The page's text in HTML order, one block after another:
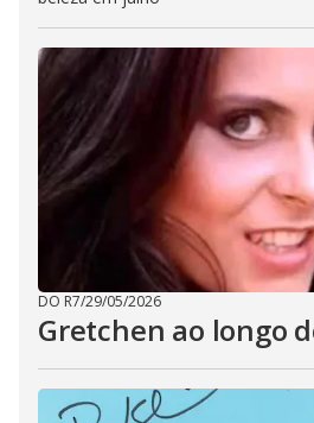
DO R7/29/05/2026
Gretchen ao longo